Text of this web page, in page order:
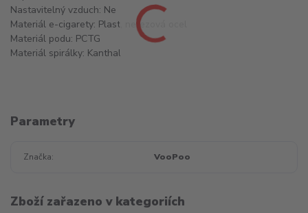
Nastavitelný vzduch: Ne
Materiál e-cigarety: Plast, nerezová ocel
Materiál podu: PCTG
Materiál spirálky: Kanthal
Parametry
Značka VooPoo
Zboží zařazeno v kategoriích